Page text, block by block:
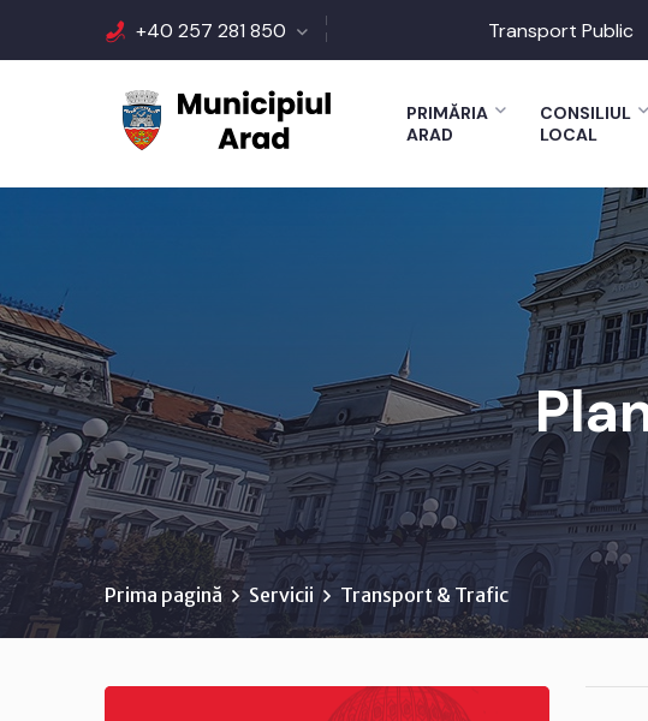
+40 257 281 850 Transport Public
PRIMĂRIA
ARAD
CONSILIUL
LOCAL
Prima pagină Servicii Transport & Trafic